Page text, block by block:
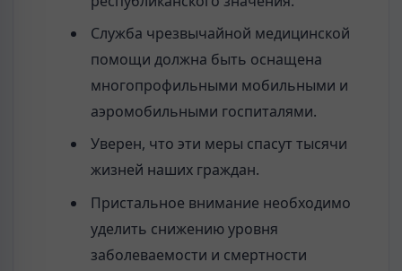
Служба чрезвычайной медицинской
помощи должна быть оснащена
многопрофильными мобильными и
аэромобильными госпиталями.
Уверен, что эти меры спасут тысячи
жизней наших граждан.
Пристальное внимание необходимо
уделить снижению уровня
заболеваемости и смертности